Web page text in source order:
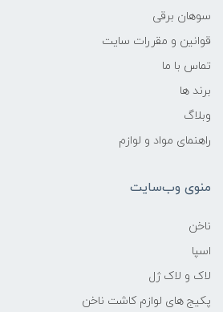
سوهان برقی
قوانین و مقررات سایت
تماس با ما
برند ها
وبلاگ
راهنمای مواد و لوازم
منوی وب‌سایت
ناخن
اسپا
لاک و لاک ژل
پکیج های لوازم کاشت ناخن